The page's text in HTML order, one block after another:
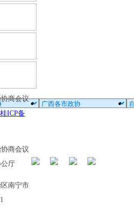
商会议
桂ICP备
商会议
厅
南宁市